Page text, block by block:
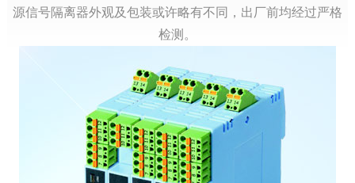
源信号隔离器外观及包装或许略有不同，出厂前均经过严格
检测。